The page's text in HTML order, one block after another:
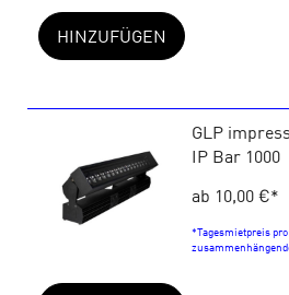
HINZUFÜGEN
GLP
IP Bar 1000
ab 10,00 €*
*Tagesmietpreis